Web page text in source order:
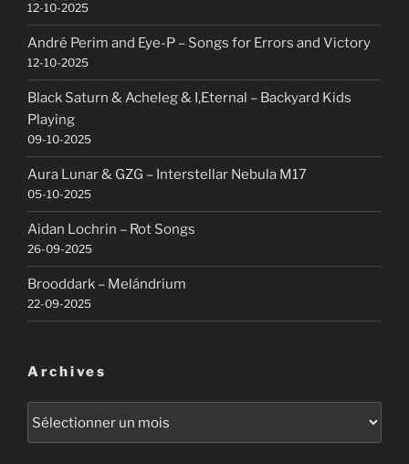
12-10-2025
André Perim and Eye-P – Songs for Errors and Victory
12-10-2025
Black Saturn & Acheleg & I,Eternal – Backyard Kids
Playing
09-10-2025
Aura Lunar & GZG – Interstellar Nebula M17
05-10-2025
Aidan Lochrin – Rot Songs
26-09-2025
Brooddark – Melándrium
22-09-2025
Archives